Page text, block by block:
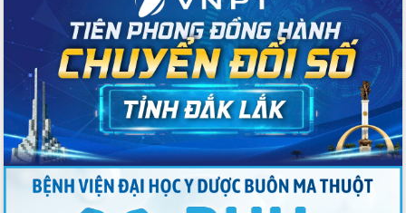
Chuyển đổi số thư viện: Mở rộng
không gian tri thức trong thời đại số
Đánh giá, rút kinh nghiệm công tác tổ
chức diễn tập trước ngày bầu cử
Chương trình “Gặp gỡ hữu nghị –
Friendship Meeting New Year 2026”
Bầu cử Quốc hội và HĐND: Cử tri Đắk
Lắk gửi gắm niềm tin, kỳ vọng vào lá
phiếu
Đắk Lắk sẵn sàng các điều kiện cho